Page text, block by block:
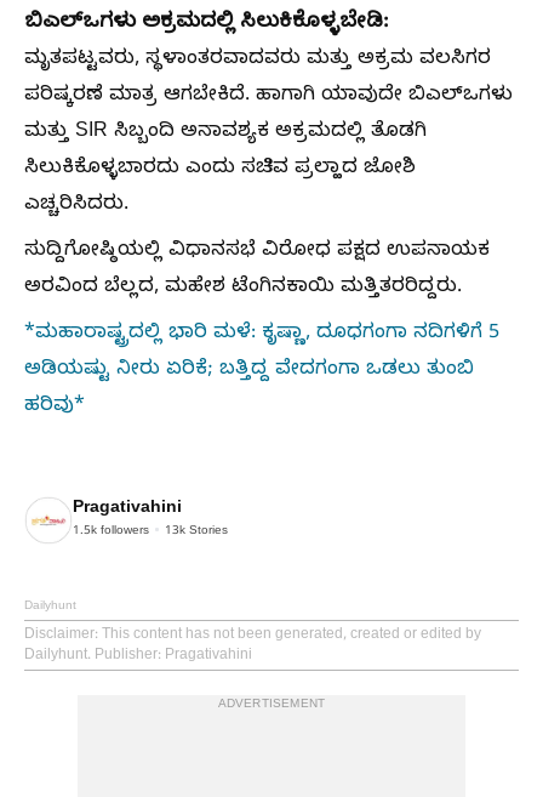
ಬಿಎಲ್‌ಒಗಳು ಅಕ್ರಮದಲ್ಲಿ ಸಿಲುಕಿಕೊಳ್ಳಬೇಡಿ:
ಮೃತಪಟ್ಟವರು, ಸ್ಥಳಾಂತರವಾದವರು ಮತ್ತು ಅಕ್ರಮ ವಲಸಿಗರ
ಪರಿಷ್ಕರಣೆ ಮಾತ್ರ ಆಗಬೇಕಿದೆ. ಹಾಗಾಗಿ ಯಾವುದೇ ಬಿಎಲ್‌ಒಗಳು
ಮತ್ತು SIR ಸಿಬ್ಬಂದಿ ಅನಾವಶ್ಯಕ ಅಕ್ರಮದಲ್ಲಿ ತೊಡಗಿ
ಸಿಲುಕಿಕೊಳ್ಳಬಾರದು ಎಂದು ಸಚಿವ ಪ್ರಲ್ಹಾದ ಜೋಶಿ
ಎಚ್ಚರಿಸಿದರು.
ಸುದ್ದಿಗೋಷ್ಠಿಯಲ್ಲಿ ವಿಧಾನಸಭೆ ವಿರೋಧ ಪಕ್ಷದ ಉಪನಾಯಕ
ಅರವಿಂದ ಬೆಲ್ಲದ, ಮಹೇಶ ಟೆಂಗಿನಕಾಯಿ ಮತ್ತಿತರರಿದ್ದರು.
*ಮಹಾರಾಷ್ಟ್ರದಲ್ಲಿ ಭಾರಿ ಮಳೆ: ಕೃಷ್ಣಾ, ದೂಧಗಂಗಾ ನದಿಗಳಿಗೆ 5
ಅಡಿಯಷ್ಟು ನೀರು ಏರಿಕೆ; ಬತ್ತಿದ್ದ ವೇದಗಂಗಾ ಒಡಲು ತುಂಬಿ
ಹರಿವು*
Pragativahini
1.5k followers 13k Stories
Dailyhunt
Disclaimer: This content has not been generated, created or edited by
Dailyhunt. Publisher: Pragativahini
ADVERTISEMENT